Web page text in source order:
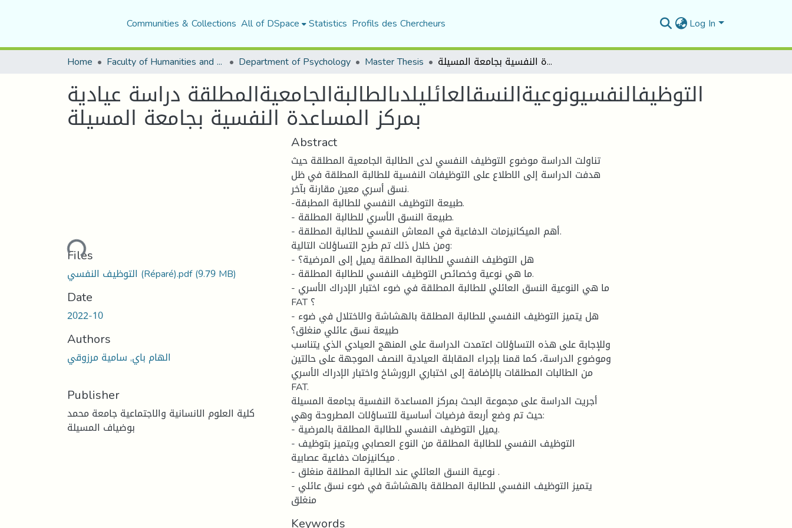
Communities & Collections All of DSpace Statistics Profils des Chercheurs Log In
Home Faculty of Humanities and Social Sciences Department of Psychology Master Thesis التوظيفالنفسيونوعيةالنسقالعائليلدىالطالبةالجامعيةالمطلقة دراسة عيادية بمركز المساعدة النفسية بجامعة المسيلة
التوظيفالنفسيونوعيةالنسقالعائليلدىالطالبةالجامعيةالمطلقة دراسة عيادية
بمركز المساعدة النفسية بجامعة المسيلة
Loading...
Files
التوظيف النفسي (Réparé).pdf(9.79 MB)
Date
2022-10
Authors
الهام باي, سامية مرزوقي
Publisher
كلية العلوم الانسانية والاجتماعية جامعة محمد
بوضياف المسيلة
Abstract
تناولت الدراسة موضوع التوظيف النفسي لدى الطالبة الجامعية المطلقة حيث
هدفت الدراسة إلى الاطلاع على التوظيفات النفسية للطالبة المطلقة في ظل
نسق أسري معين مقارنة بآخر.
-طبيعة التوظيف النفسي للطالبة المطبقة.
- طبيعة النسق الأسري للطالبة المطلقة.
- أهم الميكانيزمات الدفاعية في المعاش النفسي للطالبة المطلقة.
ومن خلال ذلك تم طرح التساؤلات التالية:
- هل التوظيف النفسي للطالبة المطلقة يميل إلى المرضية؟
- ما هي نوعية وخصائص التوظيف النفسي للطالبة المطلقة.
- ما هي النوعية النسق العائلي للطالبة المطلقة في ضوء اختبار الإدراك الأسري
FAT ؟
- هل يتميز التوظيف النفسي للطالبة المطلقة بالهشاشة والاختلال في ضوء
طبيعة نسق عائلي منغلق؟
وللإجابة على هذه التساؤلات اعتمدت الدراسة على المنهج العيادي الذي يتناسب
وموضوع الدراسة، كما قمنا بإجراء المقابلة العيادية النصف الموجهة على حالتين
من الطالبات المطلقات بالإضافة إلى اختباري الرورشاخ واختبار الإدراك الأسري
FAT.
أجريت الدراسة على مجموعة البحث بمركز المساعدة النفسية بجامعة المسيلة
حيث تم وضع أربعة فرضيات أساسية للتساؤلات المطروحة وهي:
- يميل التوظيف النفسي للطالبة المطلقة بالمرضية.
- التوظيف النفسي للطالبة المطلقة من النوع العصابي ويتميز بتوظيف
ميكانيزمات دفاعية عصابية .
- نوعية النسق العائلي عند الطالبة المطلقة منغلق .
- يتميز التوظيف النفسي للطالبة المطلقة بالهشاشة في ضوء نسق عائلي
منغلق
Keywords